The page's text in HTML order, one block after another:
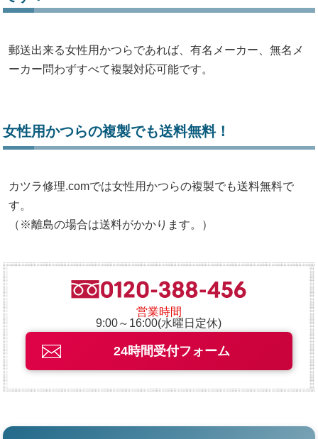
郵送出来る女性用かつらであれば、有名メーカー、無名メ
ーカー問わずすべて複製対応可能です。
女性用かつらの複製でも送料無料！
カツラ修理.comでは女性用かつらの複製でも送料無料で
す。
（※離島の場合は送料がかかります。）
営業時間
9:00～16:00(水曜日定休)
24時間受付フォーム